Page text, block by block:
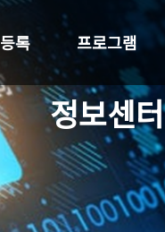
등록 프로그램
정보센터